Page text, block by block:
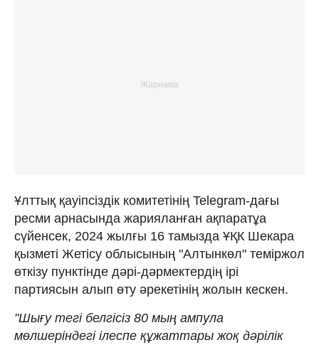
Ұлттық қауіпсіздік комитетінің Telegram-дағы
ресми арнасында жарияланған ақпаратұа
сүйенсек, 2024 жылғы 16 тамызда ҰҚК Шекара
қызметі Жетісу облысының "Алтынкөл" теміржол
өткізу пунктінде дәрі-дәрмектердің ірі
партиясын алып өту әрекетінің жолын кескен.
"Шығу тегі белгісіз 80 мың ампула
мөлшеріндегі ілеспе құжаттары жоқ дәрілік